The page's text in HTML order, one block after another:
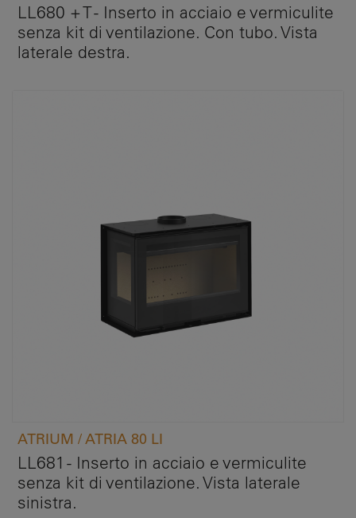
LL680 + T - Inserto in acciaio e vermiculite
senza kit di ventilazione. Con tubo. Vista
laterale destra.
ATRIUM / ATRIA 80 LI
LL681 - Inserto in acciaio e vermiculite
senza kit di ventilazione. Vista laterale
sinistra.